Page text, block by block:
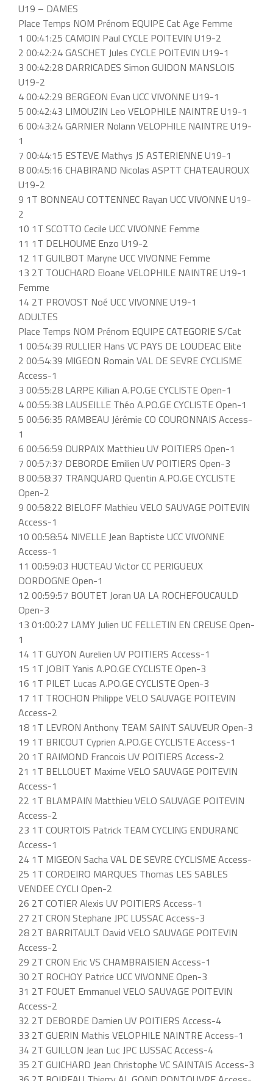
U19 – DAMES
Place Temps NOM Prénom EQUIPE Cat Age Femme
1 00:41:25 CAMOIN Paul CYCLE POITEVIN U19-2
2 00:42:24 GASCHET Jules CYCLE POITEVIN U19-1
3 00:42:28 DARRICADES Simon GUIDON MANSLOIS
U19-2
4 00:42:29 BERGEON Evan UCC VIVONNE U19-1
5 00:42:43 LIMOUZIN Leo VELOPHILE NAINTRE U19-1
6 00:43:24 GARNIER Nolann VELOPHILE NAINTRE U19-
1
7 00:44:15 ESTEVE Mathys JS ASTERIENNE U19-1
8 00:45:16 CHABIRAND Nicolas ASPTT CHATEAUROUX
U19-2
9 1T BONNEAU COTTENNEC Rayan UCC VIVONNE U19-
2
10 1T SCOTTO Cecile UCC VIVONNE Femme
11 1T DELHOUME Enzo U19-2
12 1T GUILBOT Maryne UCC VIVONNE Femme
13 2T TOUCHARD Eloane VELOPHILE NAINTRE U19-1
Femme
14 2T PROVOST Noé UCC VIVONNE U19-1
ADULTES
Place Temps NOM Prénom EQUIPE CATEGORIE S/Cat
1 00:54:39 RULLIER Hans VC PAYS DE LOUDEAC Elite
2 00:54:39 MIGEON Romain VAL DE SEVRE CYCLISME
Access-1
3 00:55:28 LARPE Killian A.PO.GE CYCLISTE Open-1
4 00:55:38 LAUSEILLE Théo A.PO.GE CYCLISTE Open-1
5 00:56:35 RAMBEAU Jérémie CO COURONNAIS Access-
1
6 00:56:59 DURPAIX Matthieu UV POITIERS Open-1
7 00:57:37 DEBORDE Emilien UV POITIERS Open-3
8 00:58:37 TRANQUARD Quentin A.PO.GE CYCLISTE
Open-2
9 00:58:22 BIELOFF Mathieu VELO SAUVAGE POITEVIN
Access-1
10 00:58:54 NIVELLE Jean Baptiste UCC VIVONNE
Access-1
11 00:59:03 HUCTEAU Victor CC PERIGUEUX
DORDOGNE Open-1
12 00:59:57 BOUTET Joran UA LA ROCHEFOUCAULD
Open-3
13 01:00:27 LAMY Julien UC FELLETIN EN CREUSE Open-
1
14 1T GUYON Aurelien UV POITIERS Access-1
15 1T JOBIT Yanis A.PO.GE CYCLISTE Open-3
16 1T PILET Lucas A.PO.GE CYCLISTE Open-3
17 1T TROCHON Philippe VELO SAUVAGE POITEVIN
Access-2
18 1T LEVRON Anthony TEAM SAINT SAUVEUR Open-3
19 1T BRICOUT Cyprien A.PO.GE CYCLISTE Access-1
20 1T RAIMOND Francois UV POITIERS Access-2
21 1T BELLOUET Maxime VELO SAUVAGE POITEVIN
Access-1
22 1T BLAMPAIN Matthieu VELO SAUVAGE POITEVIN
Access-2
23 1T COURTOIS Patrick TEAM CYCLING ENDURANC
Access-1
24 1T MIGEON Sacha VAL DE SEVRE CYCLISME Access-
25 1T CORDEIRO MARQUES Thomas LES SABLES
VENDEE CYCLI Open-2
26 2T COTIER Alexis UV POITIERS Access-1
27 2T CRON Stephane JPC LUSSAC Access-3
28 2T BARRITAULT David VELO SAUVAGE POITEVIN
Access-2
29 2T CRON Eric VS CHAMBRAISIEN Access-1
30 2T ROCHOY Patrice UCC VIVONNE Open-3
31 2T FOUET Emmanuel VELO SAUVAGE POITEVIN
Access-2
32 2T DEBORDE Damien UV POITIERS Access-4
33 2T GUERIN Mathis VELOPHILE NAINTRE Access-1
34 2T GUILLON Jean Luc JPC LUSSAC Access-4
35 2T GUICHARD Jean Christophe VC SAINTAIS Access-3